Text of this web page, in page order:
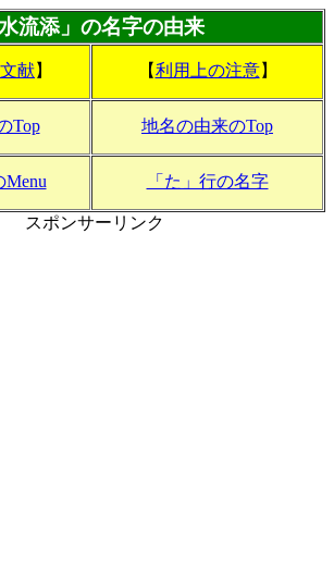
水流添」の名字の由来
献】 【利用上の注意】
Top 地名の由来のTop
「た」行の名字
スポンサーリンク